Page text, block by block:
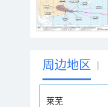
周边地区 |
莱芜